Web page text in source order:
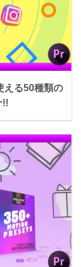
える50種類の
!!